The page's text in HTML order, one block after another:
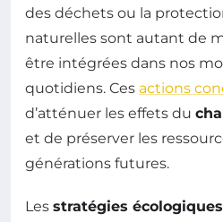
des déchets ou la
naturelles sont autant de
être intégrées dans nos
quotidiens. Ces actions
d’atténuer les effets du
et de préserver les
générations futures.
Les stratégies écologiques